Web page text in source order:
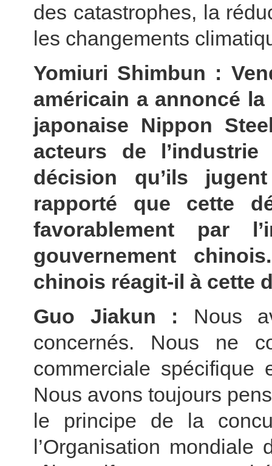
des catastrophes, la
les changements
Yomiuri Shimbun :
américain a annoncé
japonaise Nippon
acteurs de
décision qu’ils
rapporté que cette
favorablement par
gouvernement
chinois réagit-il à cette
Guo Jiakun : Nous
concernés. Nous ne
commerciale
Nous avons toujours
le principe de la
l’Organisation